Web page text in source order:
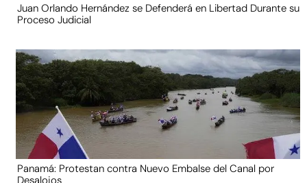
Juan Orlando Hernández se Defenderá en Libertad Durante su
Proceso Judicial
Panamá: Protestan contra Nuevo Embalse del Canal por
Desalojos